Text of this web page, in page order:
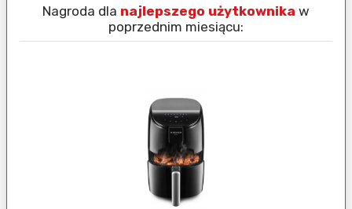
Nagroda dla najlepszego użytkownika w
poprzednim miesiącu: